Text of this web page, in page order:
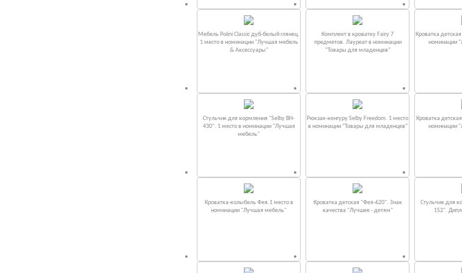
Мебель Polini Classic дуб-белый глянец.
1 место в номинации "Лучшая мебель
& Аксессуары"
Комплект в кроватку Fаiry 7
предметов. Лауреат в номинации
“Товары для младенцев”
Кроватка
номинации
Стульчик для кормления "Selby BH-
430". 1 место в номинации "Лучшая
мебель"
Рюкзак-кенгуру Selby Freedom. 1 место
в номинации “Товары для младенцев”
Кроватка
номинации
Кроватка-колыбель Фея.1 место в
номинации "Лучшая мебель"
Кроватка детская "Фея-620". Знак
качества "Лучшее - детям"
Стульчик для
152".